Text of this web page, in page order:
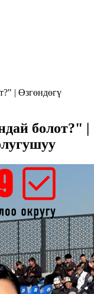
| Өзгөндөгү
болот?" |